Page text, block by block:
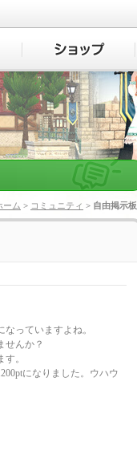
ーム > コミュニティ > 自由掲示板
っていますよね。
せんか？
。
になりました。ウハウ